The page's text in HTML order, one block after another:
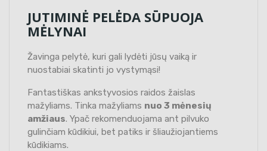
JUTIMINĖ PELĖDA SŪPUOJA
MĖLYNAI
Žavinga pelytė, kuri gali lydėti jūsų vaiką ir
nuostabiai skatinti jo vystymąsi!
Fantastiškas ankstyvosios raidos žaislas
mažyliams. Tinka mažyliams nuo 3 mėnesių
amžiaus. Ypač rekomenduojama ant pilvuko
gulinčiam kūdikiui, bet patiks ir šliaužiojantiems
kūdikiams.